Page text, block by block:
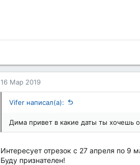
16 Мар 2019
Vifer написал(а):
Дима привет в какие даты ты хочешь
Интересует отрезок с 27 апреля по 9
Буду признателен!